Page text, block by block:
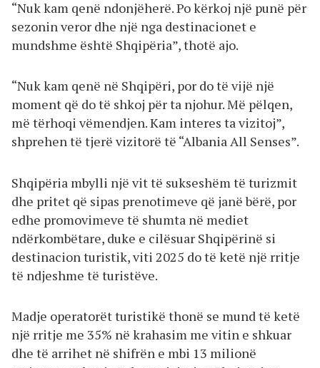
“Nuk kam qenë ndonjëherë. Po kërkoj një punë për
sezonin veror dhe një nga destinacionet e
mundshme është Shqipëria”, thotë ajo.
“Nuk kam qenë në Shqipëri, por do të vijë një
moment që do të shkoj për ta njohur. Më pëlqen,
më tërhoqi vëmendjen. Kam interes ta vizitoj”,
shprehen të tjerë vizitorë të “Albania All Senses”.
Shqipëria mbylli një vit të sukseshëm të turizmit
dhe pritet që sipas prenotimeve që janë bërë, por
edhe promovimeve të shumta në mediet
ndërkombëtare, duke e cilësuar Shqipërinë si
destinacion turistik, viti 2025 do të ketë një rritje
të ndjeshme të turistëve.
Madje operatorët turistikë thonë se mund të ketë
një rritje me 35% në krahasim me vitin e shkuar
dhe të arrihet në shifrën e mbi 13 milionë